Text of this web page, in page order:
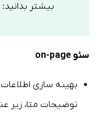
بیشتر بدانید:
سئو on-page